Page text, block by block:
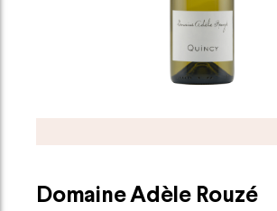
Domaine Adèle Rouzé